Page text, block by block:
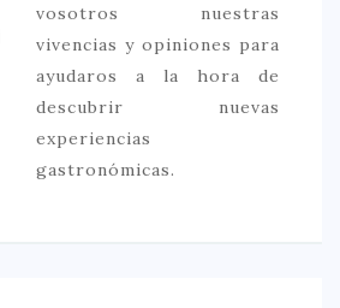
vosotros nuestras
vivencias y opiniones para
ayudaros a la hora de
descubrir nuevas
experiencias
gastronómicas.